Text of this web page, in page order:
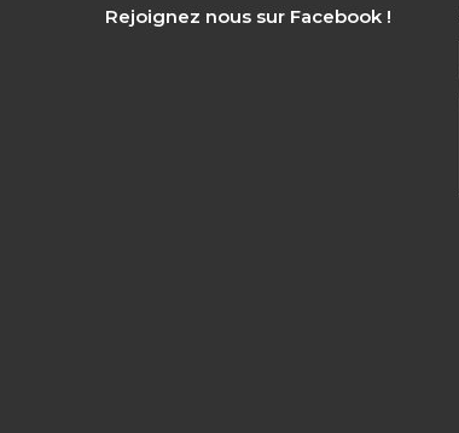
Rejoignez nous sur Facebook !